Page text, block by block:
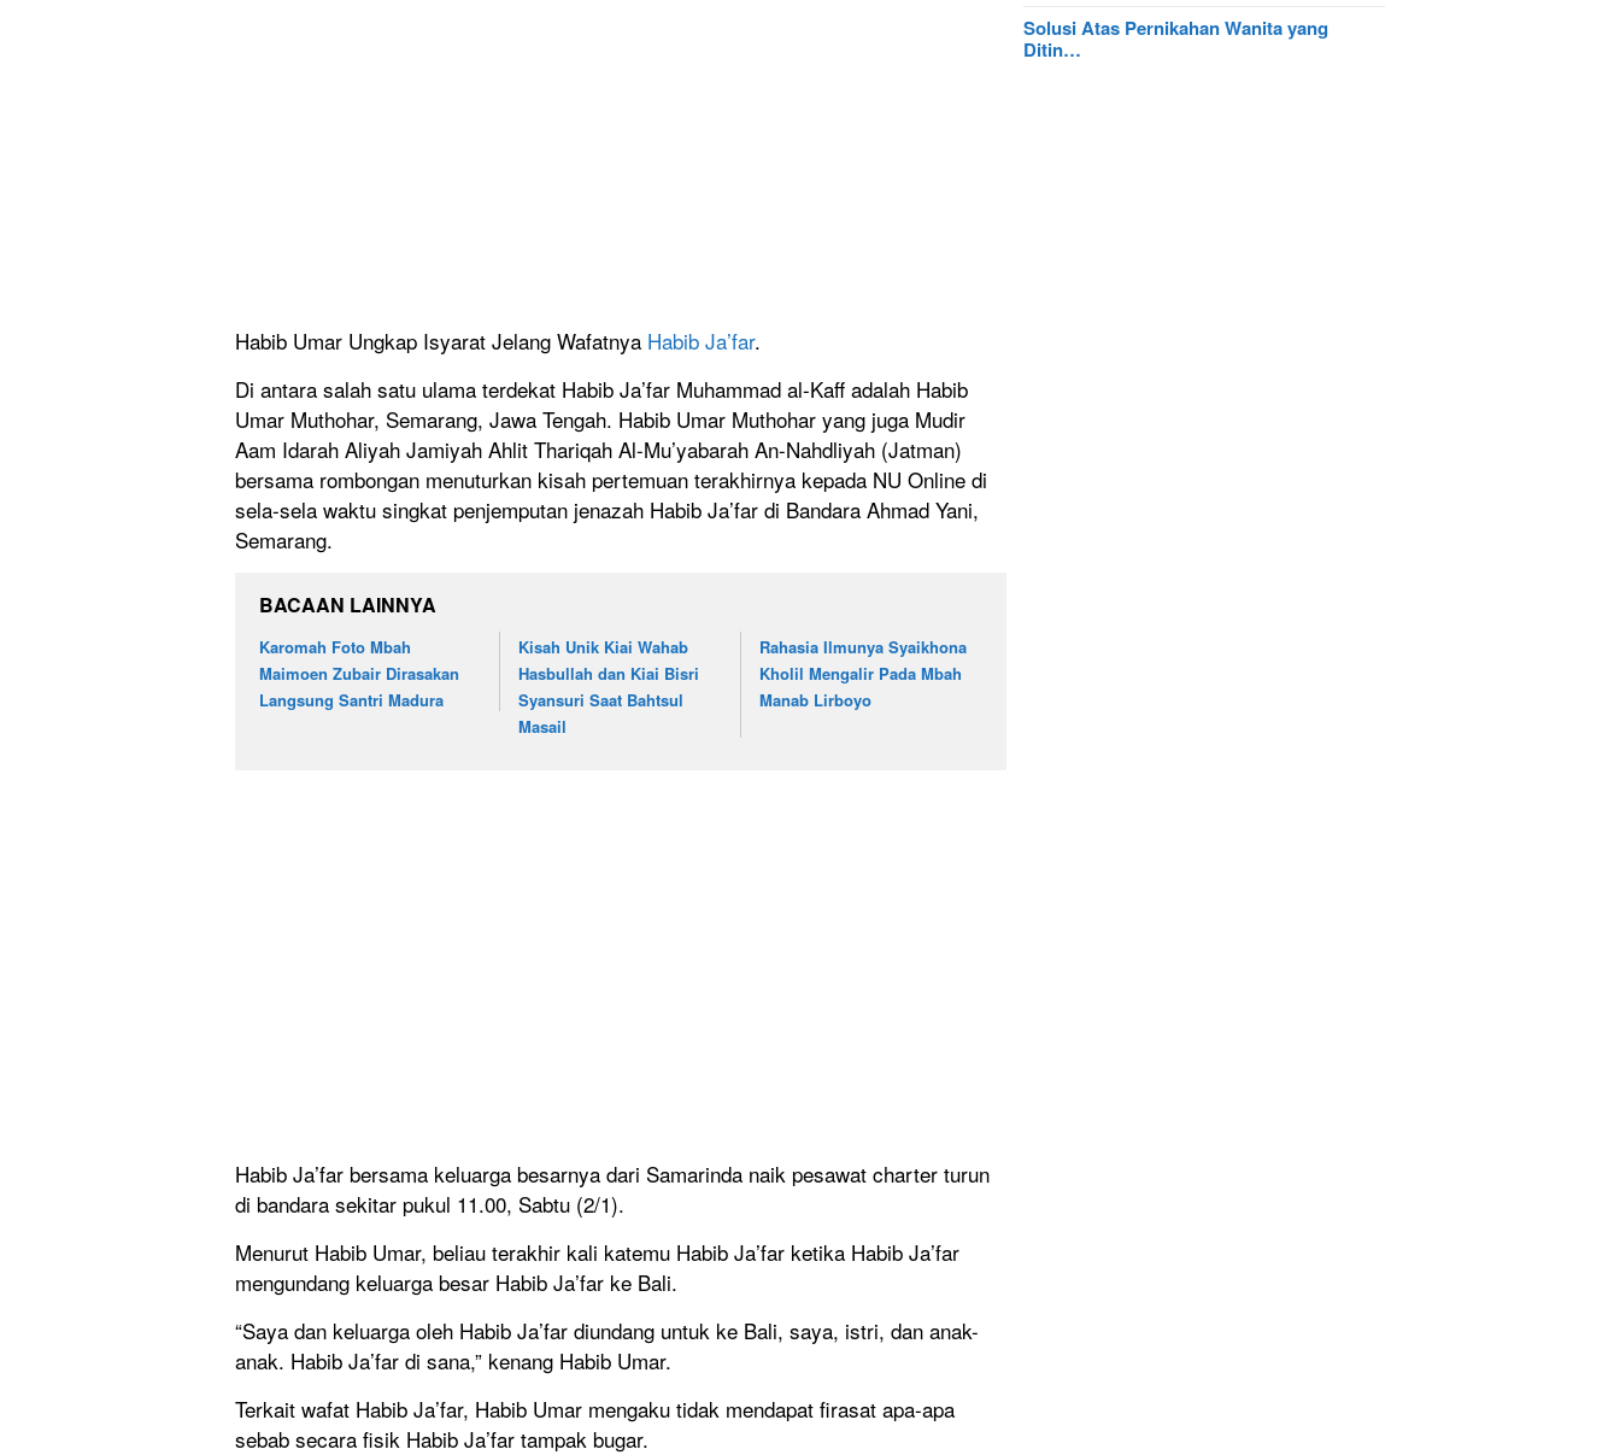
Habib Umar Ungkap Isyarat Jelang Wafatnya Habib Ja’far.
Di antara salah satu ulama terdekat Habib Ja’far Muhammad al-Kaff adalah Habib
Umar Muthohar, Semarang, Jawa Tengah. Habib Umar Muthohar yang juga Mudir
Aam Idarah Aliyah Jamiyah Ahlit Thariqah Al-Mu’yabarah An-Nahdliyah (Jatman)
bersama rombongan menuturkan kisah pertemuan terakhirnya kepada NU Online di
sela-sela waktu singkat penjemputan jenazah Habib Ja’far di Bandara Ahmad Yani,
Semarang.
BACAAN LAINNYA
Karomah Foto Mbah
Maimoen Zubair Dirasakan
Langsung Santri Madura
Kisah Unik Kiai Wahab
Hasbullah dan Kiai Bisri
Syansuri Saat Bahtsul
Masail
Rahasia Ilmunya Syaikhona
Kholil Mengalir Pada Mbah
Manab Lirboyo
Habib Ja’far bersama keluarga besarnya dari Samarinda naik pesawat charter turun
di bandara sekitar pukul 11.00, Sabtu (2/1).
Menurut Habib Umar, beliau terakhir kali katemu Habib Ja’far ketika Habib Ja’far
mengundang keluarga besar Habib Ja’far ke Bali.
“Saya dan keluarga oleh Habib Ja’far diundang untuk ke Bali, saya, istri, dan anak-
anak. Habib Ja’far di sana,” kenang Habib Umar.
Terkait wafat Habib Ja’far, Habib Umar mengaku tidak mendapat firasat apa-apa
sebab secara fisik Habib Ja’far tampak bugar.
Solusi Atas Pernikahan Wanita yang
Ditin…